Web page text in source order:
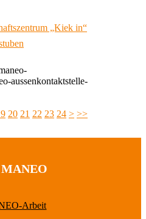
„Kiek in“
aussenkontaktstelle-
20 21 22 23 24 > >>
Arbeit